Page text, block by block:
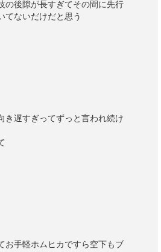
の後隙が長すぎてその間に先行
てないだけだと思う
き遅すぎってずっと言われ続け
お手軽ホムヒカですら空下もブ